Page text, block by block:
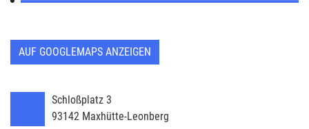
AUF GOOGLEMAPS ANZEIGEN
Schloßplatz 3
93142 Maxhütte-Leonberg